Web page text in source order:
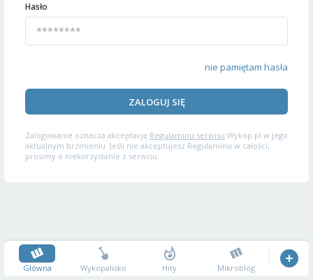
Hasło
nie pamiętam hasła
ZALOGUJ SIĘ
Zalogowanie oznacza akceptację Regulaminu serwisu Wykop.pl w jego
aktualnym brzmieniu. Jeśli nie akceptujesz Regulaminu w całości,
prosimy o niekorzystanie z serwisu.
Główna Wykopalisko Hity Mikroblog